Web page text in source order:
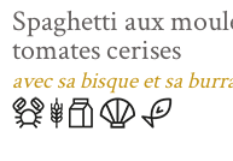
Spaghetti aux
tomates cerises
avec sa bisque et sa